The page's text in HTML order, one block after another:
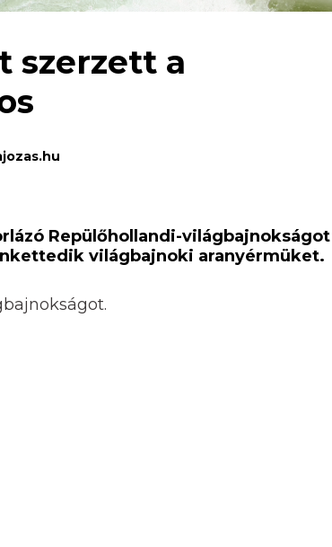
szerzett a
Repülőhollandi-világbajnokságot
világbajnoki aranyérmüket.